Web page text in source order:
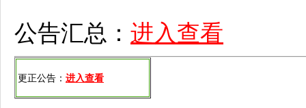
公告汇总： 进入查看
更正公告： 进入查看